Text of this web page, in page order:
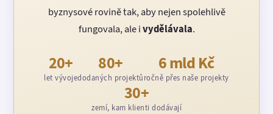
byznysové rovině tak, aby nejen spolehlivě
fungovala, ale ivydělávala.
20+
let vývoje
80+
dodaných projektů
6 mld Kč
ročně přes naše projekty
30+
zemí, kam klienti dodávají